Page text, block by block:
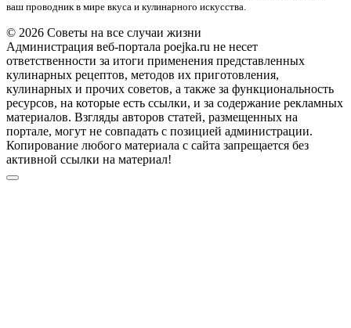
ваш проводник в мире вкуса и кулинарного искусства.
© 2026 Советы на все случаи жизни
Администрация веб-портала poejka.ru не несет
ответственности за итоги применения представленных
кулинарных рецептов, методов их приготовления,
кулинарных и прочих советов, а также за функциональность
ресурсов, на которые есть ссылки, и за содержание рекламных
материалов. Взгляды авторов статей, размещенных на
портале, могут не совпадать с позицией администрации.
Копирование любого материала с сайта запрещается без
активной ссылки на материал!